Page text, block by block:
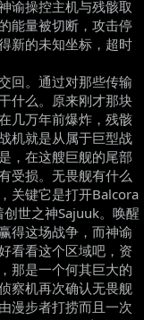
谕操控主机与残骸取
能量被切断，攻击停
新的未知坐标，超时
回。通过对那些传输
什么。原来刚才那块
几万年前爆炸，残骸
机就是从属于巨型战
，在这艘巨舰的尾部
受损。无畏舰有什么
关键它是打开Balcora
世之神Sajuuk。唤醒
得这场战争，而神谕
看看这个区域吧，资
那是一个何其巨大的
察机再次确认无畏舰
漫步者打捞而且一次